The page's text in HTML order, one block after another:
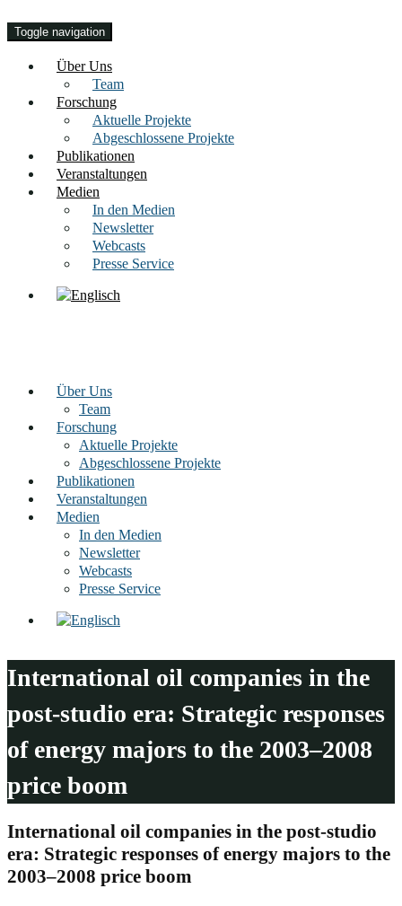
Toggle navigation
Über Uns
Team
Forschung
Aktuelle Projekte
Abgeschlossene Projekte
Publikationen
Veranstaltungen
Medien
In den Medien
Newsletter
Webcasts
Presse Service
Über Uns
Team
Forschung
Aktuelle Projekte
Abgeschlossene Projekte
Publikationen
Veranstaltungen
Medien
In den Medien
Newsletter
Webcasts
Presse Service
International oil companies in the
post-studio era: Strategic responses
of energy majors to the 2003–2008
price boom
International oil companies in the post-studio
era: Strategic responses of energy majors to the
2003–2008 price boom